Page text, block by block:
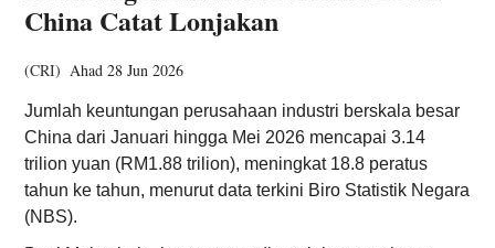
China Catat Lonjakan
(CRI) Ahad 28 Jun 2026
Jumlah keuntungan perusahaan industri berskala besar
China dari Januari hingga Mei 2026 mencapai 3.14
trilion yuan (RM1.88 trilion), meningkat 18.8 peratus
tahun ke tahun, menurut data terkini Biro Statistik Negara
(NBS).